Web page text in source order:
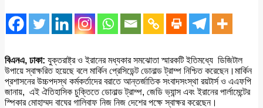
বিএনএ, ঢাকা: যুক্তরাষ্ট্র ও ইরানের মধ্যকার সমঝোতা স্মারকটি ইতিমধ্যে ডিজিটাল
উপায়ে স্বাক্ষরিত হয়েছে বলে মার্কিন প্রেসিডেন্ট ডোনাল্ড ট্রাম্প নিশ্চিত করেছেন।মার্কিন
প্রশাসনের উচ্চপদস্থ কর্মকর্তাদের বরাতে আন্তর্জাতিক সংবাদসংস্থা রয়টার্স ও এএফপি
জানায়, এই ঐতিহাসিক চুক্তিতে ডোনাল্ড ট্রাম্প, জেডি ভ্যান্স এবং ইরানের পার্লামেন্টের
স্পিকার মোহাম্মদ বাঘের গালিবাফ নিজ নিজ দেশের পক্ষে স্বাক্ষর করেছেন।